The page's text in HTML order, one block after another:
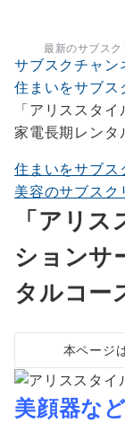
最新のサブスク
サブスクチャン
住まいをサブス
「アリススタ
家電長期レンタ
住まいをサブス
美容のサブスク
「アリ
ションサ
タルコー
本ページ
美顔器な